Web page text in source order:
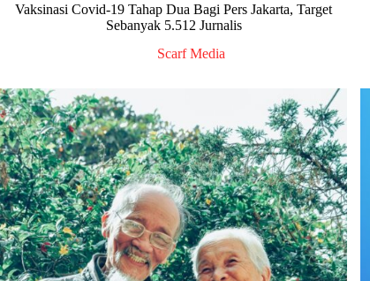
Vaksinasi Covid-19 Tahap Dua Bagi Pers Jakarta, Target
Sebanyak 5.512 Jurnalis
Scarf Media